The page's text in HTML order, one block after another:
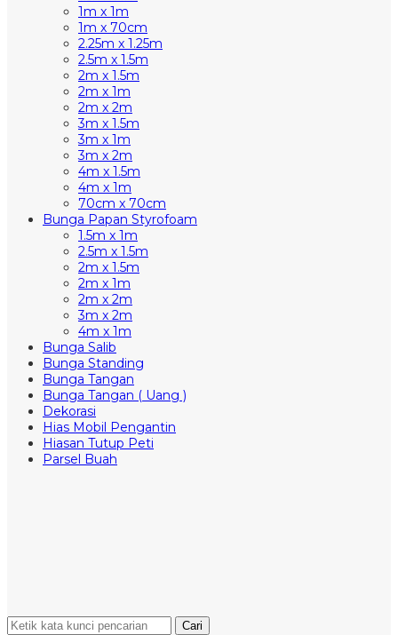
1m x 1m
1m x 70cm
2.25m x 1.25m
2.5m x 1.5m
2m x 1.5m
2m x 1m
2m x 2m
3m x 1.5m
3m x 1m
3m x 2m
4m x 1.5m
4m x 1m
70cm x 70cm
Bunga Papan Styrofoam
1.5m x 1m
2.5m x 1.5m
2m x 1.5m
2m x 1m
2m x 2m
3m x 2m
4m x 1m
Bunga Salib
Bunga Standing
Bunga Tangan
Bunga Tangan ( Uang )
Dekorasi
Hias Mobil Pengantin
Hiasan Tutup Peti
Parsel Buah
Cari